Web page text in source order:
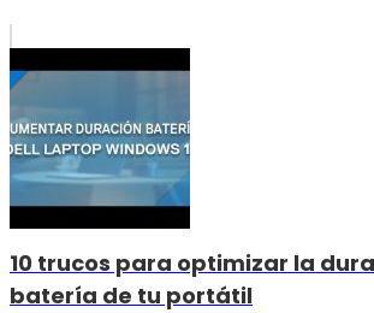
10 trucos para optimizar la
batería de tu portátil